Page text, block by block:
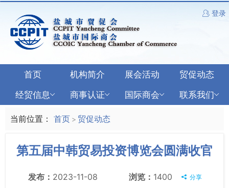
登录
首页 机构简介 展会活动
贸促动态
经贸信息
商事认证 国际商会 联系我们
当前位置： 首页 > 贸促动态
第五届中韩贸易投资博览会圆满收官
发布： 2023-11-08 浏览： 1400 分享